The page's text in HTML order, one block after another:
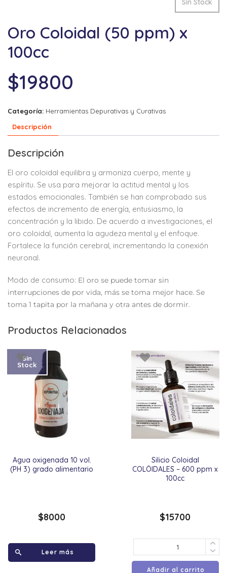
Sin Stock
Oro Coloidal (50 ppm) x
100cc
$19800
Categoría: Herramientas Depurativas y Curativas
Descripción
Descripción
El oro coloidal equilibra y armoniza cuerpo, mente y
espíritu. Se usa para mejorar la actitud mental y los
estados emocionales. También se han comprobado sus
efectos de incremento de energía, entusiasmo, la
concentración y la libido. De acuerdo a investigaciones, el
oro coloidal, aumenta la agudeza mental y el enfoque.
Fortalece la función cerebral, incrementando la conexión
neuronal.
Modo de consumo: El oro se puede tomar sin
interrupciones de por vida, más se toma mejor hace. Se
toma 1 tapita por la mañana y otra antes de dormir.
Productos Relacionados
Agua oxigenada 10 vol.
(PH 3) grado alimentario
Sin
Stock
$8000
Leer más
Silicio Coloidal
COLÖIDALES – 600 ppm x
100cc
$15700
Añadir al carrito